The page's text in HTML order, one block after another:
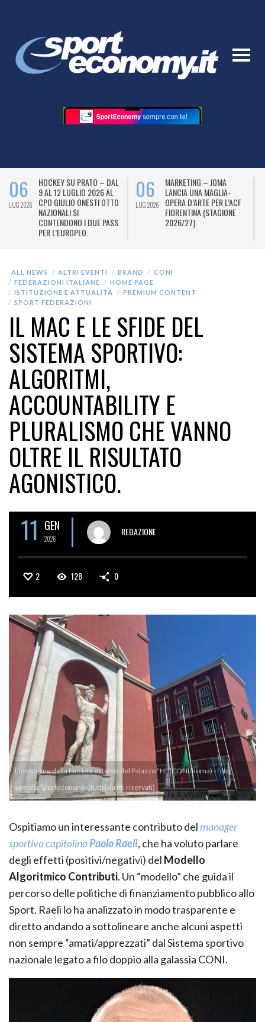
06
LUG 2026
MARKETING – JOMA
LANCIA UNA MAGLIA-
OPERA D’ARTE PER L’ACF
FIORENTINA (STAGIONE
2026/27).
05
LUG 2026
DOMENICA DI GRANDI
ASCOLTI PER I MOTORI E
IL TENNIS NELLA “CASA
DELLO SPORT” DI SKY.
ALL NEWS ALTRI EVENTI BRAND
CONI
FEDERAZIONI ITALIANE
HOME PAGE
ISTITUZIONE E ATTUALITÀ
PREMIUM CONTENT
SPORT FEDERAZIONI
IL MAC E LE SFIDE DEL
SISTEMA SPORTIVO:
ALGORITMI,
ACCOUNTABILITY E
PLURALISMO CHE VANNO
OLTRE IL RISULTATO
AGONISTICO.
11 GEN
2026
REDAZIONE
2 128 0
L'immagine della facciata esterna del Palazzo "H" (CONI/Roma) - foto
agenzia Sporteconomy (tutti i diritti riservati)
Ospitiamo un interessante contributo del manager
sportivo capitolinoPaolo Raeli, che ha voluto parlare
degli effetti (positivi/negativi) del Modello
Algoritmico Contributi. Un “modello” che guida il
percorso delle politiche di finanziamento pubblico allo
Sport. Raeli lo ha analizzato in modo trasparente e
diretto andando a sottolineare anche alcuni aspetti
non sempre “amati/apprezzati” dal Sistema sportivo
nazionale legato a filo doppio alla galassia CONI.